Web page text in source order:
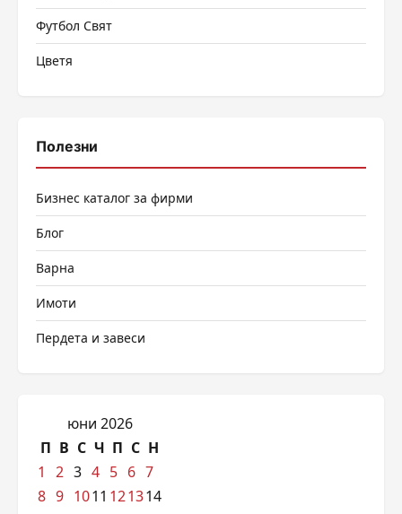
Футбол Свят
Цветя
Полезни
Бизнес каталог за фирми
Блог
Варна
Имоти
Пердета и завеси
юни 2026
П В С Ч П С Н
1
2 3 4 5 6 7
8 9 1011 121314